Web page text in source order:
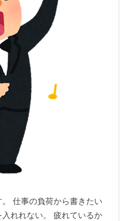
仕事の負荷から書きたい
れれない。 疲れているか